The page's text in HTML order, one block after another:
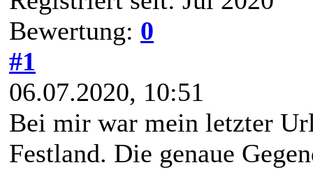
Bewertung: 0
#1
06.07.2020, 10:51
Bei mir war mein letzter
Festland. Die genaue